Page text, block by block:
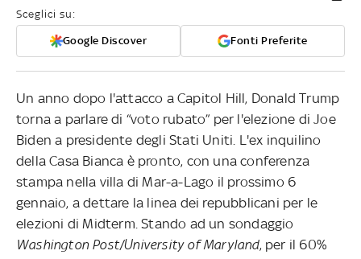
Sceglici su:
Google Discover Fonti Preferite
Un anno dopo l'attacco a Capitol Hill, Donald Trump
torna a parlare di “voto rubato” per l'elezione di Joe
Biden a presidente degli Stati Uniti. L'ex inquilino
della Casa Bianca è pronto, con una conferenza
stampa nella villa di Mar-a-Lago il prossimo 6
gennaio, a dettare la linea dei repubblicani per le
elezioni di Midterm. Stando ad un sondaggio
Washington Post/University of Maryland, per il 60%